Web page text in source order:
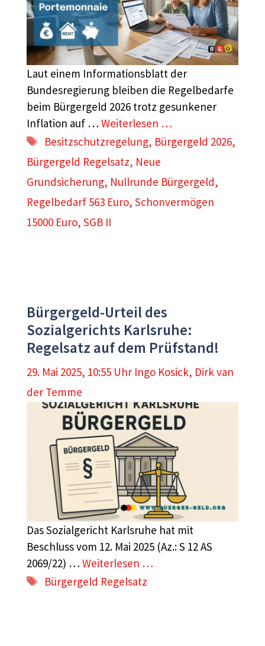
Laut einem Informationsblatt der
Bundesregierung bleiben die Regelbedarfe
beim Bürgergeld 2026 trotz gesunkener
Inflation auf … Weiterlesen …
Schlagwörter
Besitzschutzregelung, Bürgergeld 2026,
Bürgergeld Regelsatz, Neue
Grundsicherung, Nullrunde Bürgergeld,
Regelbedarf 563 Euro, Schonvermögen
15000 Euro, SGB II
Bürgergeld-Urteil des
Sozialgerichts Karlsruhe:
Regelsatz auf dem Prüfstand!
29. Mai 2025, 10:55 Uhr Ingo Kosick, Dirk van
der Temme
Das Sozialgericht Karlsruhe hat mit
Beschluss vom 12. Mai 2025 (Az.: S 12 AS
2069/22) … Weiterlesen …
Schlagwörter
Bürgergeld Regelsatz